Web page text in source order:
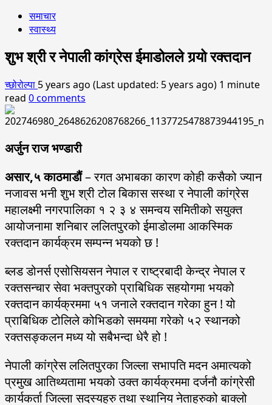
समाचार
स्वास्थ्य
शुभ श्री र नेपाली कांग्रेस ईमाडोलले गर्‍यो रक्तदान
च्छोरोल्पा 5 years ago (Last updated: 5 years ago) 1 minute
read 0 comments
अर्जुन राज भण्डारी
असार,५ काठमाडौं– रगत अभाबका कारण कोही कसैको ज्यान
नजावस भनी शुभ श्री टोल बिकास सस्था र नेपाली कांग्रेस
महालक्ष्मी नगरपालिका १ २ ३ ४ समन्वय समितीको सयुक्त
आयोजनामा शनिबार ललितपुरको ईमाडोलमा आकस्मिक
रक्तदान कार्यक्रम सम्पन्न भयको छ !
ब्लड डोनर्स एसोसियसन नेपाल र राष्ट्रबादी केन्द्र नेपाल र
रक्तसन्चार सेवा भक्तपुरको प्राबिधिक सहयोगमा भयको
रक्तदान कार्यक्रममा ५१ जनाले रक्तदान गरेका हुन ! यो
प्राबिधिक टोलिले कोभिडको समयमा गरेको ५२ स्थानको
रक्तसङ्कलन मध्य यो सबैभन्दा धेरै हो !
नेपाली कांग्रेस ललितपुरका जिल्ला सभापति मदन अमात्यको
प्रमुख आतिथ्यतामा भयको उक्त कार्यक्रममा दर्जनौ कांग्रेसी
कार्यकर्ता जिल्ला सदस्यहरु तथा स्थानिय नेताहरुको बाक्लो